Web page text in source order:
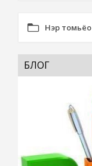
Нэр томьёо
БЛОГ